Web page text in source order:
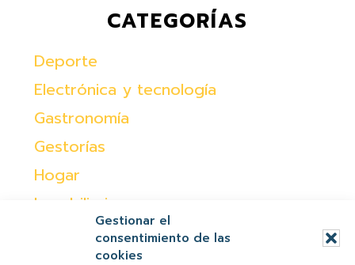
Gestionar el
consentimiento de las
cookies
CATEGORÍAS
Deporte
Electrónica y tecnología
Gastronomía
Gestorías
Hogar
Inmobiliaria